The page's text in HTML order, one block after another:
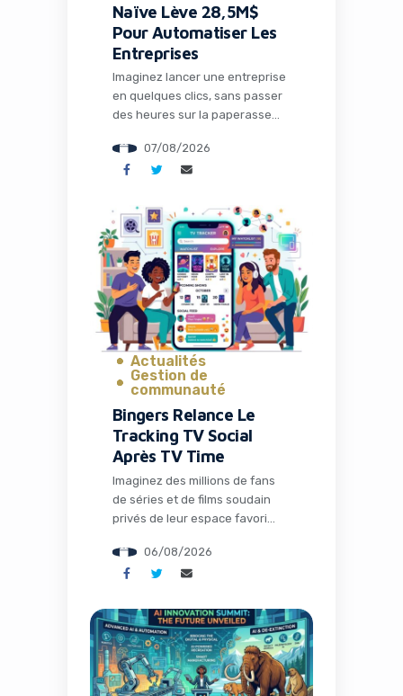
Naïve Lève 28,5M$
Pour Automatiser Les
Entreprises
Imaginez lancer une entreprise
en quelques clics, sans passer
des heures sur la paperasse
des outils ou la recherche de
solutions techniques. C’est
Naïve, une startup qui vient de
lever 28,5 millions de dollars
pour transformer radicalement
la façon dont les entrepreneurs
et les développeurs lancent et
gèrent […]
07/08/2026
Actualités
Gestion de
communauté
Bingers Relance Le
Tracking TV Social
Après TV Time
Imaginez des millions de fans
de séries et de films soudain
privés de leur espace favori
partager memes et suivre leurs
visionnages en communauté.
passé avec la fermeture de TV
Time, une application culte qui
avait conquis plus de 26
millions d’installations. Mais
l’histoire ne s’arrête pas […]
06/08/2026